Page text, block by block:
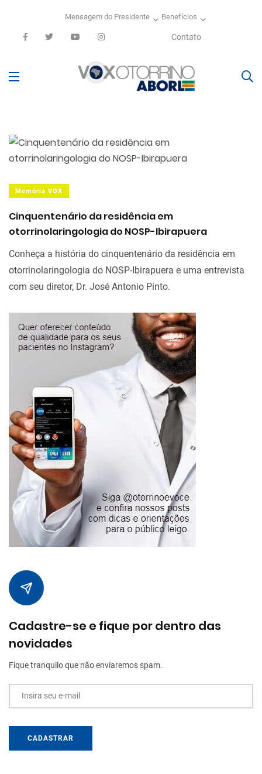
Mensagem do Presidente Benefícios
Contato
Memória VOX
Cinquentenário da residência em
otorrinolaringologia do NOSP-Ibirapuera
Conheça a história do cinquentenário da residência em
otorrinolaringologia do NOSP-Ibirapuera e uma entrevista
com seu diretor, Dr. José Antonio Pinto.
Cadastre-se e fique por dentro das
novidades
Fique tranquilo que não enviaremos spam.
Insira seu e-mail
CADASTRAR